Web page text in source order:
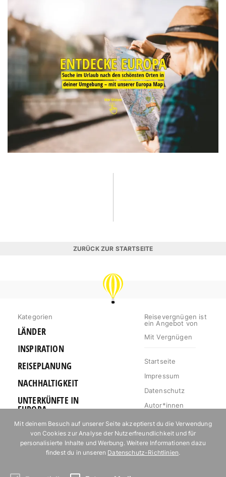
ZURÜCK ZUR STARTSEITE
REISEVERGNÜGEN
Kategorien
LÄNDER
INSPIRATION
REISEPLANUNG
NACHHALTIGKEIT
UNTERKÜNFTE IN
EUROPA
OUTDOOR
URLAUB FÜR
FOODIES
Reisevergnügen ist
ein Angebot von
Mit Vergnügen
Startseite
Impressum
Datenschutz
Autor*innen
Mediakit
Jobs
Kontakt
Mit deinem Besuch auf unserer Seite akzeptierst du die Verwendung
von Cookies zur Analyse der Nutzerfreundlichkeit und für
personalisierte Inhalte und Werbung. Weitere Informationen dazu
findest du in unseren Datenschutz-Richtlinien.